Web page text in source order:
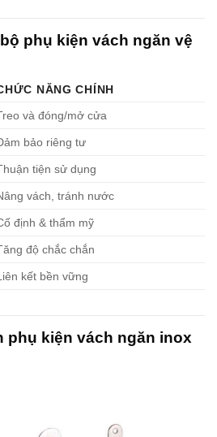
phụ kiện vách ngăn vệ
NĂNG CHÍNH
và đóng/mở cửa
bảo riêng tư
tiện sử dụng
vách, tránh nước
định & thẩm mỹ
độ chắc chắn
kết bền vững
phụ kiện vách ngăn inox